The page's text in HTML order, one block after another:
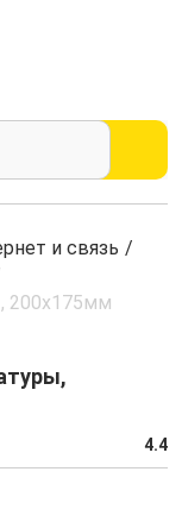
и связь /
200х175мм
4.4